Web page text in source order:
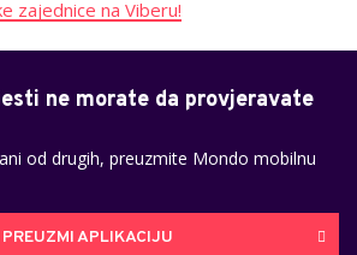
zajednice na Viberu!
ne morate da provjeravate
od drugih, preuzmite Mondo mobilnu
PREUZMI APLIKACIJU